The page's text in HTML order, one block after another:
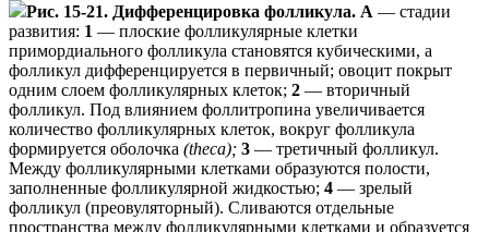
Рис. 15-21. Дифференцировка фолликула. А — стадии
развития: 1 — плоские фолликулярные клетки
примордиального фолликула становятся кубическими, а
фолликул дифференцируется в первичный; овоцит покрыт
одним слоем фолликулярных клеток; 2 — вторичный
фолликул. Под влиянием фоллитропина увеличивается
количество фолликулярных клеток, вокруг фолликула
формируется оболочка (theca); 3 — третичный фолликул.
Между фолликулярными клетками образуются полости,
заполненные фолликулярной жидкостью; 4 — зрелый
фолликул (преовуляторный). Сливаются отдельные
пространства между фолликулярными клетками и образуется